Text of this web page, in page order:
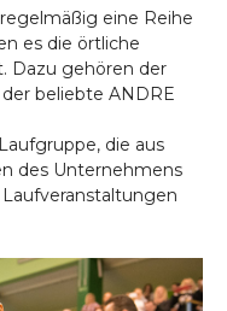
eine Reihe
es die örtliche
Dazu gehören der
beliebte ANDRE
die aus
des Unternehmens